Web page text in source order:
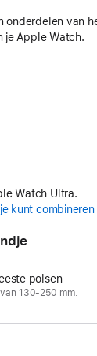
onderdelen van
je Apple Watch.
Watch Ultra.
kunt combineren
polsen
130-250 mm.